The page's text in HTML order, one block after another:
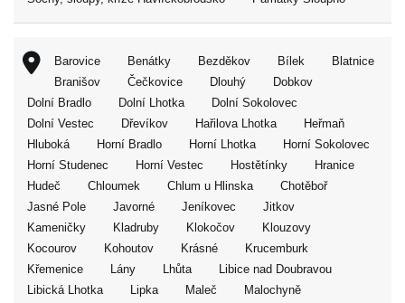
Barovice Benátky Bezděkov Bílek
Blatnice
Branišov
Čečkovice Dlouhý
Dobkov
Dolní Bradlo
Dolní Lhotka
Dolní Sokolovec
Dolní Vestec
Dřevíkov Hařilova Lhotka
Heřmaň
Hluboká
Horní Bradlo Horní Lhotka
Horní Sokolovec
Horní Studenec
Horní Vestec Hostětínky
Hranice
Hudeč
Chloumek Chlum u Hlinska
Chotěboř
Jasné Pole
Javorné Jeníkovec
Jitkov
Kameničky
Kladruby Klokočov
Klouzovy
Kocourov
Kohoutov Krásné
Krucemburk
Křemenice
Lány Lhůta
Libice nad Doubravou
Libická Lhotka
Lipka Maleč
Malochyně